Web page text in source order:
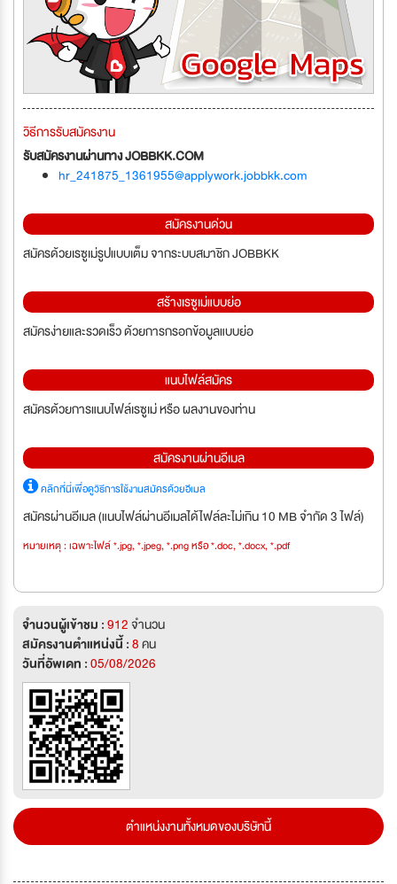
วิธีการรับสมัครงาน
รับสมัครงานผ่านทาง JOBBKK.COM
hr_241875_1361955@applywork.jobbkk.com
สมัครงานด่วน
สมัครด้วยเรซูเม่รูปแบบเต็ม จากระบบสมาชิก JOBBKK
สร้างเรซูเม่แบบย่อ
สมัครง่ายและรวดเร็ว ด้วยการกรอกข้อมูลแบบย่อ
แนบไฟล์สมัคร
สมัครด้วยการแนบไฟล์เรซูเม่ หรือ ผลงานของท่าน
สมัครงานผ่านอีเมล
คลิกที่นี่เพื่อดูวิธีการใช้งานสมัครด้วยอีเมล
สมัครผ่านอีเมล (แนบไฟล์ผ่านอีเมลได้ไฟล์ละไม่เกิน 10 MB จำกัด 3 ไฟล์)
หมายเหตุ : เฉพาะไฟล์ *.jpg, *.jpeg, *.png หรือ *.doc, *.docx, *.pdf
จำนวนผู้เข้าชม :912จำนวน
สมัครงานตำแหน่งนี้ :8คน
วันที่อัพเดท :05/08/2026
ตำแหน่งงานทั้งหมดของบริษัทนี้